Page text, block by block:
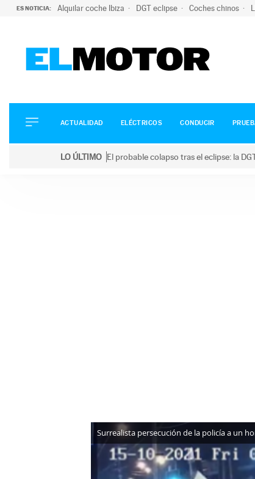
ES NOTICIA: Alquilar coche Ibiza DGT eclipse Coches chinos
ELÉCTRICOS
CONDUCIR
ACTUALIDAD ELÉCTRICOS CONDUCIR
LO ÚLTIMO El probable colapso tras el eclipse: la
Surrealista persecución de la policía a un